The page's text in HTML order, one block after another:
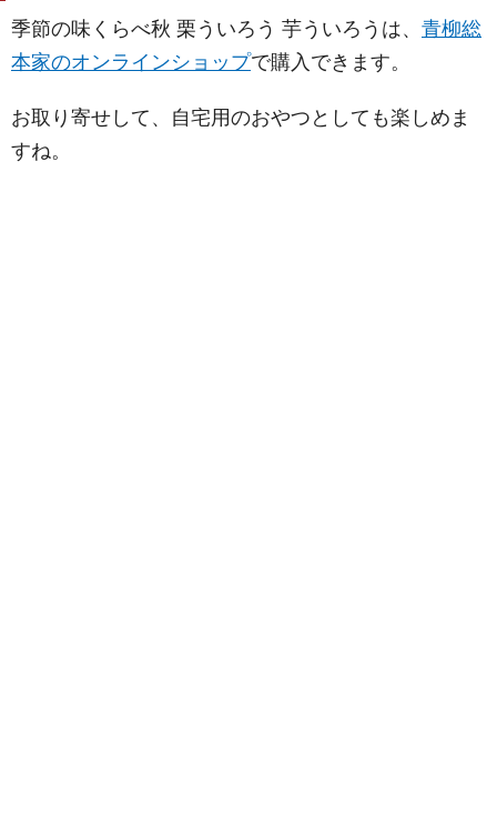
季節の味くらべ秋 栗ういろう 芋ういろうは、 青柳総
本家のオンラインショップで購入できます。
お取り寄せして、自宅用のおやつとしても楽しめま
すね。